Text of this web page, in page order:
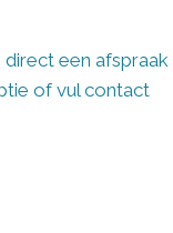
een afspraak
of vul contact